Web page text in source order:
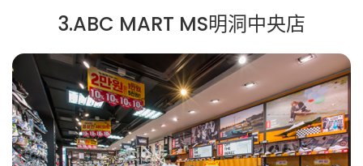
3.ABC MART MS明洞中央店